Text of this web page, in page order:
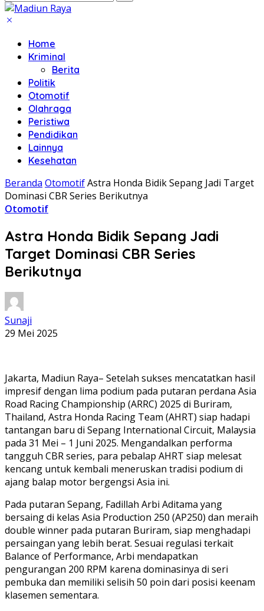
Home
Kriminal
Berita
Politik
Otomotif
Olahraga
Peristiwa
Pendidikan
Lainnya
Kesehatan
Beranda OtomotifAstra Honda Bidik Sepang Jadi Target
Dominasi CBR Series Berikutnya
Otomotif
Astra Honda Bidik Sepang Jadi
Target Dominasi CBR Series
Berikutnya
Sunaji
29 Mei 2025
Jakarta, Madiun Raya– Setelah sukses mencatatkan hasil
impresif dengan lima podium pada putaran perdana Asia
Road Racing Championship (ARRC) 2025 di Buriram,
Thailand, Astra Honda Racing Team (AHRT) siap hadapi
tantangan baru di Sepang International Circuit, Malaysia
pada 31 Mei – 1 Juni 2025. Mengandalkan performa
tangguh CBR series, para pebalap AHRT siap melesat
kencang untuk kembali meneruskan tradisi podium di
ajang balap motor bergengsi Asia ini.
Pada putaran Sepang, Fadillah Arbi Aditama yang
bersaing di kelas Asia Production 250 (AP250) dan meraih
double winner pada putaran Buriram, siap menghadapi
persaingan yang lebih berat. Sesuai regulasi terkait
Balance of Performance, Arbi mendapatkan
pengurangan 200 RPM karena dominasinya di seri
pembuka dan memiliki selisih 50 poin dari posisi keenam
klasemen sementara.